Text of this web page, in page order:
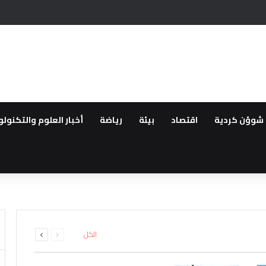
ساعات المولدات في الحسكة وسط شكاوى من الاهالي
شوؤن كردية اقتصاد بيئة رياضة أخبار العلوم
في سوريا رغم تراجع
من مهجري سري كانيه إلى
المدعومة من تركيا لتقليص
“تعزيز التضامن الوطني
سراح الزعيمين الكرديين
الكل الصفحةالصفحة